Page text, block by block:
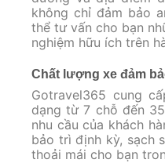
không chỉ đảm bảo
thể tư vấn cho bạn
nghiệm hữu ích trên
Chất lượng xe đảm
Gotravel365 cung
dạng từ 7 chỗ đến
nhu cầu của khách
bảo trì định kỳ, sạch
thoải mái cho bạn